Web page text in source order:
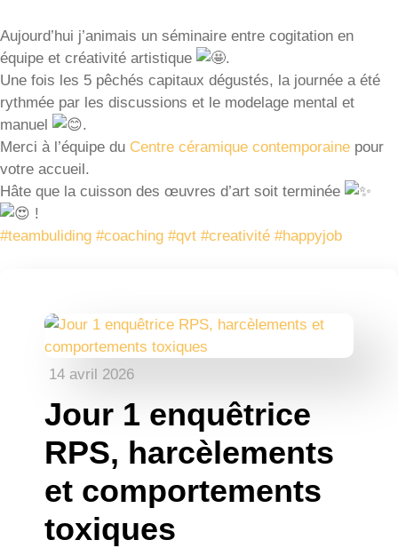
Aujourd’hui j’animais un séminaire entre cogitation en
équipe et créativité artistique
.
Une fois les 5 pêchés capitaux dégustés, la journée a été
rythmée par les discussions et le modelage mental et
manuel
.
Merci à l’équipe du Centre céramique contemporaine pour
votre accueil.
Hâte que la cuisson des œuvres d’art soit terminée
!
#teambuliding #coaching #qvt #creativité #happyjob
14 avril 2026
Jour 1 enquêtrice
RPS, harcèlements
et comportements
toxiques